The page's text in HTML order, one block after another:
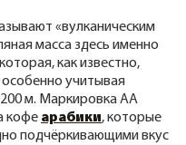
«вулканическим
масса здесь именно
как известно,
учитывая
м. Маркировка АА
кофе арабики, которые
подчёркивающими вкус